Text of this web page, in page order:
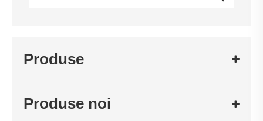
Produse
Produse noi